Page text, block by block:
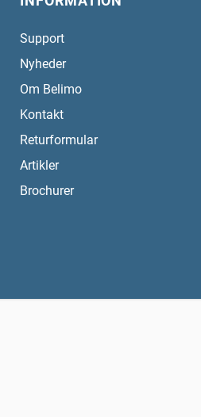
Support
Nyheder
Om Belimo
Kontakt
Returformular
Artikler
Brochurer